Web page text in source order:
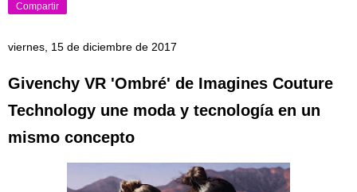
Compartir
viernes, 15 de diciembre de 2017
Givenchy VR 'Ombré' de Imagines Couture
Technology une moda y tecnología en un
mismo concepto